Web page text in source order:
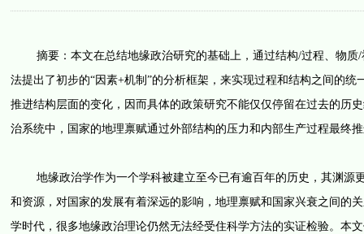
摘要：本文在总结地缘政治研究的基础上，通过结构/过程、物质/
法提出了初步的“因素+机制”的分析框架，来实现过程和结构之间的
推进结构层面的变化，因而具体的政策研究不能仅仅停留在过去的历
治系统中，国家的地理禀赋通过外部结构的压力和内部生产过程最终
地缘政治学作为一个学科被建立至今已有逾百年的历史，其渊源
和资源，对国家的发展有着深远的影响，地理禀赋和国家兴衰之间的
学时代，很多地缘政治理论仍然无法经受住科学方法的实证检验。本